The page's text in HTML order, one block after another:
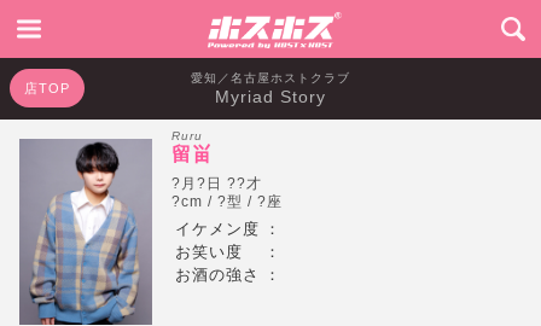
愛知／名古屋ホストクラブ
Myriad Story
店TOP
Ruru
留畄
?月?日 ??才
?cm / ?型 / ?座
イケメン度
：
お笑い度
：
お酒の強さ
：